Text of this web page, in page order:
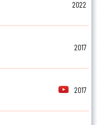
2022
2017
2017